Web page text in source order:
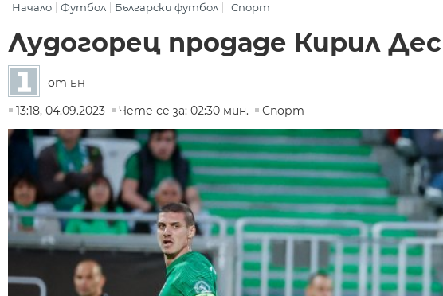
Начало Футбол Български футбол Спорт
Лудогорец продаде Кирил
от БНТ
13:18, 04.09.2023
Чете се за: 02:30 мин. Спорт